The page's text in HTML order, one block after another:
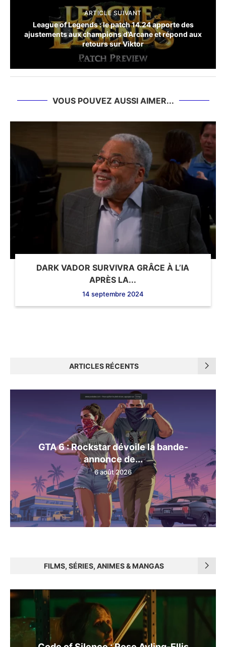
ARTICLE SUIVANT
League of Legends : le patch 14.24 apporte des
ajustements aux champions d’Arcane et répond aux
retours sur Viktor
VOUS POUVEZ AUSSI AIMER...
DARK VADOR SURVIVRA GRÂCE À L’IA
APRÈS LA...
14 septembre 2024
ARTICLES RÉCENTS
GTA 6 : Rockstar dévoile la bande-
annonce de...
6 août 2026
FILMS, SÉRIES, ANIMES & MANGAS